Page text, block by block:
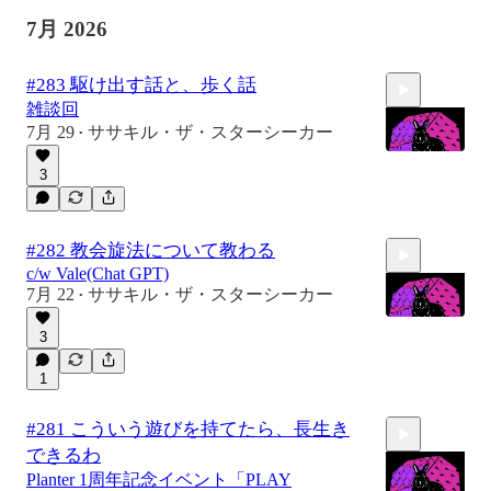
7月 2026
#283 駆け出す話と、歩く話
雑談回
7月 29 • ササキル・ザ・スターシーカー
3
#282 教会旋法について教わる
c/w Vale(Chat GPT)
7月 22 • ササキル・ザ・スターシーカー
3
1
#281 こういう遊びを持てたら、長生き
できるわ
Planter 1周年記念イベント「PLAY